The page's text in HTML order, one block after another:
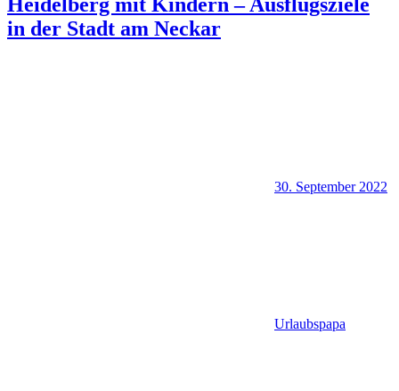
in der Stadt am Neckar
30. September 2022
Urlaubspapa